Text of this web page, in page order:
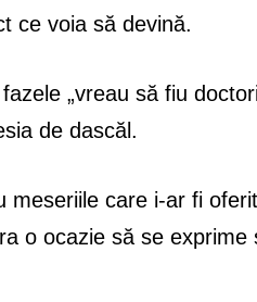
ce voia să devină.
„vreau să fiu
de dascăl.
meseriile care i-ar fi
o ocazie să se